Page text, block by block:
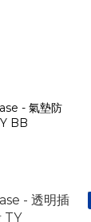
- 氣墊防
BB